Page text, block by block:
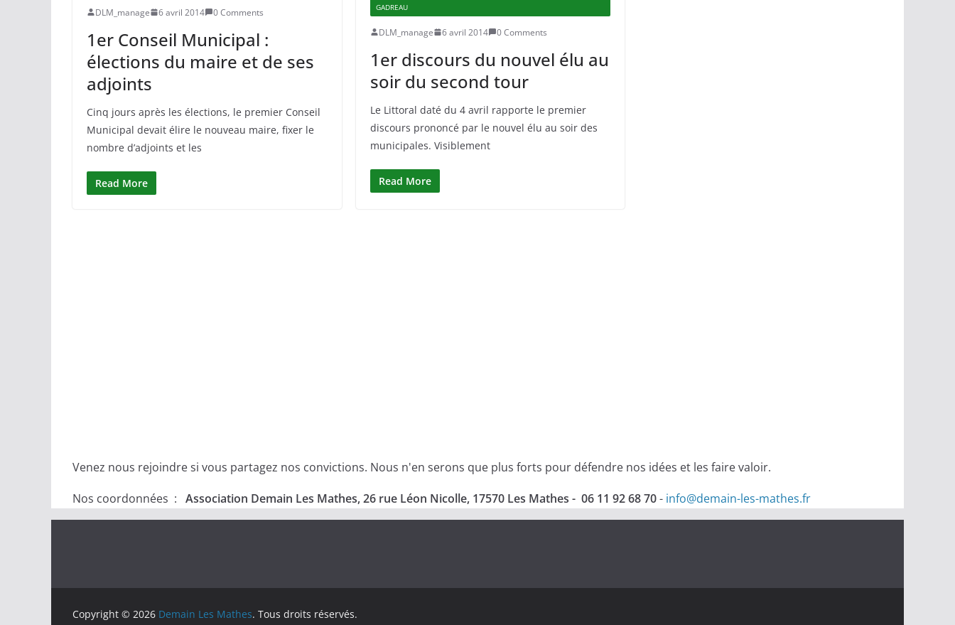
DLM_manage 6 avril 2014 0 Comments
1er Conseil Municipal :
élections du maire et de ses
adjoints
Cinq jours après les élections, le premier Conseil
Municipal devait élire le nouveau maire, fixer le
nombre d’adjoints et les
Read More
GADREAU
DLM_manage 6 avril 2014 0 Comments
1er discours du nouvel élu au
soir du second tour
Le Littoral daté du 4 avril rapporte le premier
discours prononcé par le nouvel élu au soir des
municipales. Visiblement
Read More
Venez nous rejoindre si vous partagez nos convictions. Nous n'en serons que plus forts pour défendre nos idées et les faire valoir.
Nos coordonnées : Association Demain Les Mathes, 26 rue Léon Nicolle, 17570 Les Mathes - 06 11 92 68 70- info@demain-les-mathes.fr
Copyright © 2026 Demain Les Mathes. Tous droits réservés.